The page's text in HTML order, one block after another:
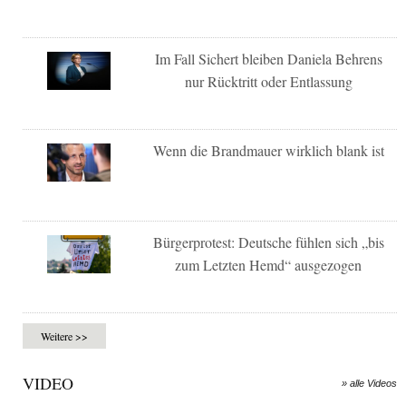
Im Fall Sichert bleiben Daniela Behrens
nur Rücktritt oder Entlassung
Wenn die Brandmauer wirklich blank ist
Bürgerprotest: Deutsche fühlen sich „bis
zum Letzten Hemd“ ausgezogen
Weitere >>
VIDEO » alle Videos